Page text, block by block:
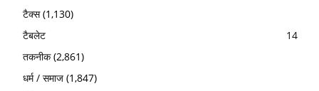
टैक्स(1,130)
टैबलेट
14
तकनीक(2,861)
धर्म / समाज (1,847)